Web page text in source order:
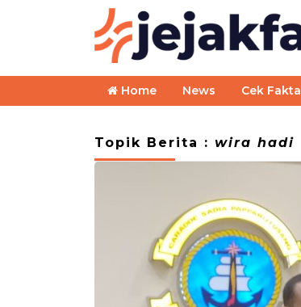
Home News Cek Fakta
Topik Berita : wira hadi